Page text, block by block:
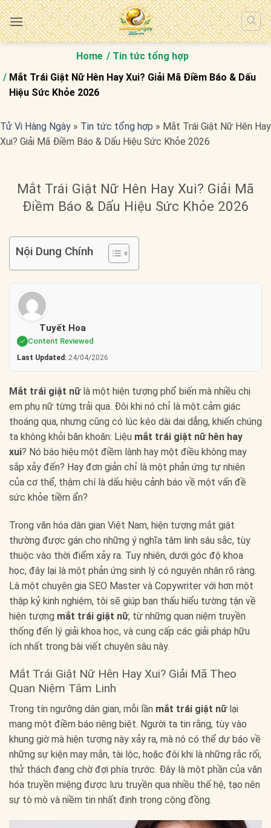
Bỏ
qua
nội
Home
Tin tức tổng hợp
Mắt Trái Giật Nữ Hên Hay Xui? Giải Mã Điềm Báo & Dấu
Hiệu Sức Khỏe 2026
Tử Vi Hàng Ngày » Tin tức tổng hợp » Mắt Trái Giật Nữ Hên Hay
Xui? Giải Mã Điềm Báo & Dấu Hiệu Sức Khỏe 2026
Mắt Trái Giật Nữ Hên Hay Xui? Giải Mã
Điềm Báo & Dấu Hiệu Sức Khỏe 2026
Nội Dung Chính
Tuyết Hoa
Content Reviewed
Last Updated: 24/04/2026
Mắt trái giật nữlà một hiện tượng phổ biến mà nhiều chị
em phụ nữ từng trải qua. Đôi khi nó chỉ là một cảm giác
thoáng qua, nhưng cũng có lúc kéo dài dai dẳng, khiến chúng
ta không khỏi băn khoăn: Liệu mắt trái giật nữ hên hay
xui? Nó báo hiệu một điềm lành hay một điều không may
sắp xảy đến? Hay đơn giản chỉ là một phản ứng tự nhiên
của cơ thể, thậm chí là dấu hiệu cảnh báo về một vấn đề
sức khỏe tiềm ẩn?
Trong văn hóa dân gian Việt Nam, hiện tượng mắt giật
thường được gán cho những ý nghĩa tâm linh sâu sắc, tùy
thuộc vào thời điểm xảy ra. Tuy nhiên, dưới góc độ khoa
học, đây lại là một phản ứng sinh lý có nguyên nhân rõ ràng.
Là một chuyên gia SEO Master và Copywriter với hơn một
thập kỷ kinh nghiệm, tôi sẽ giúp bạn thấu hiểu tường tận về
hiện tượng mắt trái giật nữ, từ những quan niệm truyền
thống đến lý giải khoa học, và cung cấp các giải pháp hữu
ích nhất trong bài viết chuyên sâu này.
Mắt Trái Giật Nữ Hên Hay Xui? Giải Mã Theo
Quan Niệm Tâm Linh
Trong tín ngưỡng dân gian, mỗi lần mắt trái giật nữlại
mang một điềm báo riêng biệt. Người ta tin rằng, tùy vào
khung giờ mà hiện tượng này xảy ra, mà nó có thể dự báo về
những sự kiện may mắn, tài lộc, hoặc đôi khi là những rắc rối,
thử thách đang chờ đợi phía trước. Đây là một phần của văn
hóa truyền miệng được lưu truyền qua nhiều thế hệ, tạo nên
sự tò mò và niềm tin nhất định trong cộng đồng.